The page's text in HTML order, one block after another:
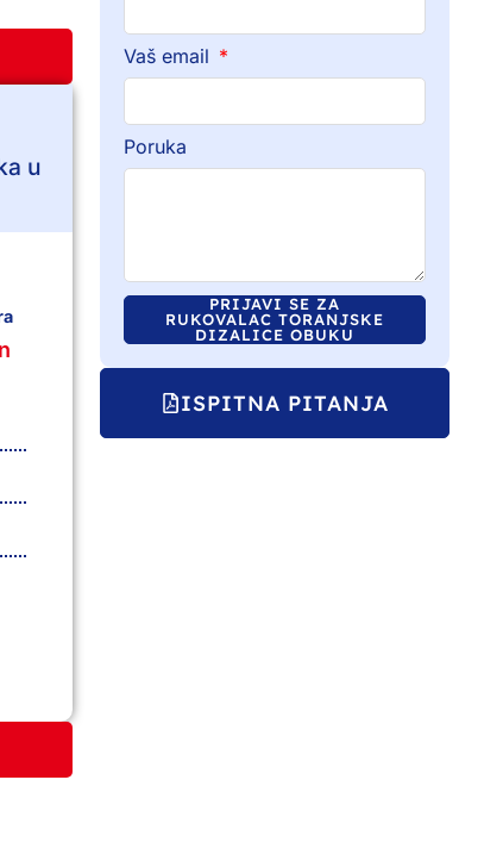
u
Vaš email
Poruka
PRIJAVI SE ZA
RUKOVALAC TORANJSKE
DIZALICE OBUKU
ISPITNA PITANJA